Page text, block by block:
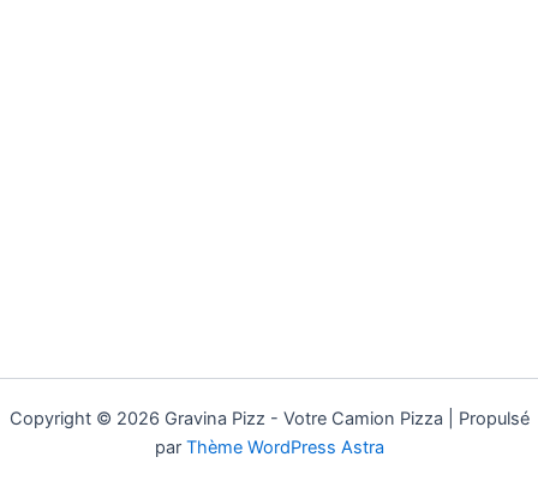
Copyright © 2026 Gravina Pizz - Votre Camion Pizza | Propulsé
par Thème WordPress Astra